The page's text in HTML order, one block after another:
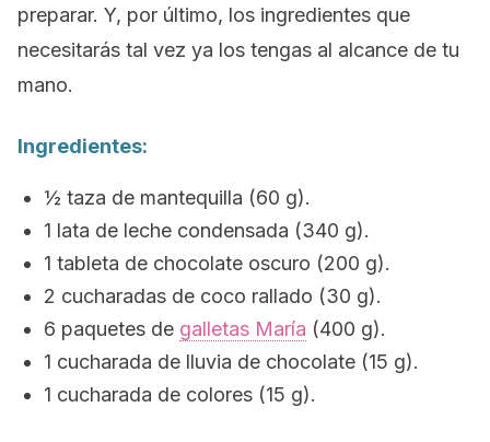
preparar. Y, por último, los ingredientes que
necesitarás tal vez ya los tengas al alcance de tu
mano.
Ingredientes:
½ taza de mantequilla (60 g).
1 lata de leche condensada (340 g).
1 tableta de chocolate oscuro (200 g).
2 cucharadas de coco rallado (30 g).
6 paquetes de galletas María (400 g).
1 cucharada de lluvia de chocolate (15 g).
1 cucharada de colores (15 g).